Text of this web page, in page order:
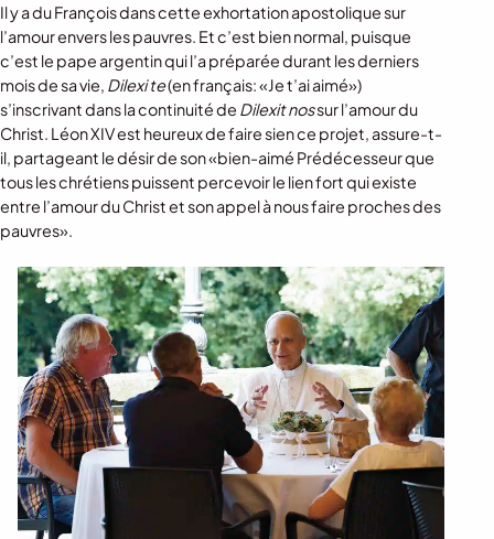
Il y a du François dans cette exhortation apostolique sur
l’amour envers les pauvres. Et c’est bien normal, puisque
c’est le pape argentin qui l’a préparée durant les derniers
mois de sa vie, Dilexi te(en français: «Je t’ai aimé»)
s’inscrivant dans la continuité de Dilexit nossur l’amour du
Christ. Léon XIV est heureux de faire sien ce projet, assure-t-
il, partageant le désir de son «bien-aimé Prédécesseur que
tous les chrétiens puissent percevoir le lien fort qui existe
entre l’amour du Christ et son appel à nous faire proches des
pauvres».